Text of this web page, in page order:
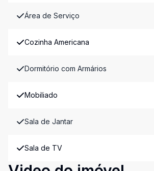
Área de Serviço
Cozinha Americana
Dormitório com Armários
Mobiliado
Sala de Jantar
Sala de TV